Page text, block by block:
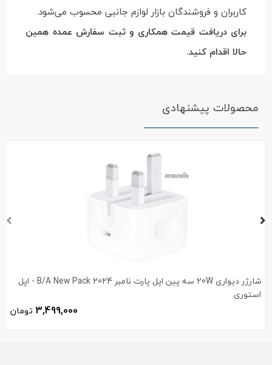
کاربران و فروشندگان بازار لوازم جانبی محسوب می‌شود.
برای دریافت قیمت همکاری و ثبت سفارش عمده همین
حالا اقدام کنید.
محصولات پیشنهادی
شارژر دیواری 20W سه پین اپل پارت نامبر B/A New Pack 2024 - اپل
استوری
3,499,000 تومان